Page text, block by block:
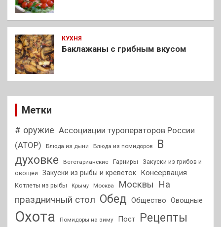
КУХНЯ
Баклажаны с грибным вкусом
Метки
# оружие Ассоциации туроператоров России
(АТОР)
Блюда из дыни Блюда из помидоров
В
духовке
Вегетарианские Гарниры
Закуски из грибов и
овощей
Закуски из рыбы и креветок Консервация
Котлеты из рыбы Крыму Москва Москвы На
праздничный стол Обед Общество Овощные
Охота Помидоры на зиму Пост
Рецепты